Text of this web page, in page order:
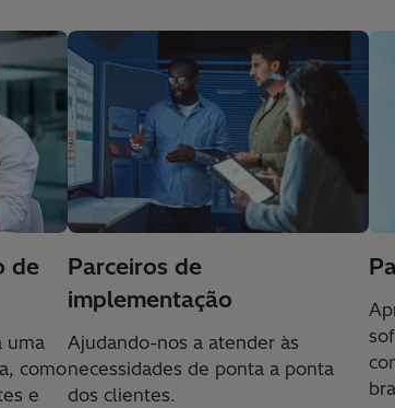
de
uma
como
e
Parceiros de
implementação
Ajudando-nos a atender às
necessidades de ponta a ponta
dos clientes.